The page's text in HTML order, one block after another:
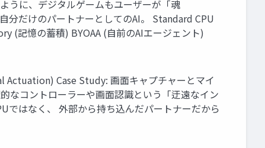
うに、デジタルゲームもユーザーが「魂
分だけのパートナーとしてのAI。 Standard CPU
(記憶の蓄積) BYOAA (自前のAIエージェント)
Actuation) Case Study: 画面キャプチャーとマイ
なコントローラーや画面認識という「迂遠なイン
ではなく、 外部から持ち込んだパートナーだから